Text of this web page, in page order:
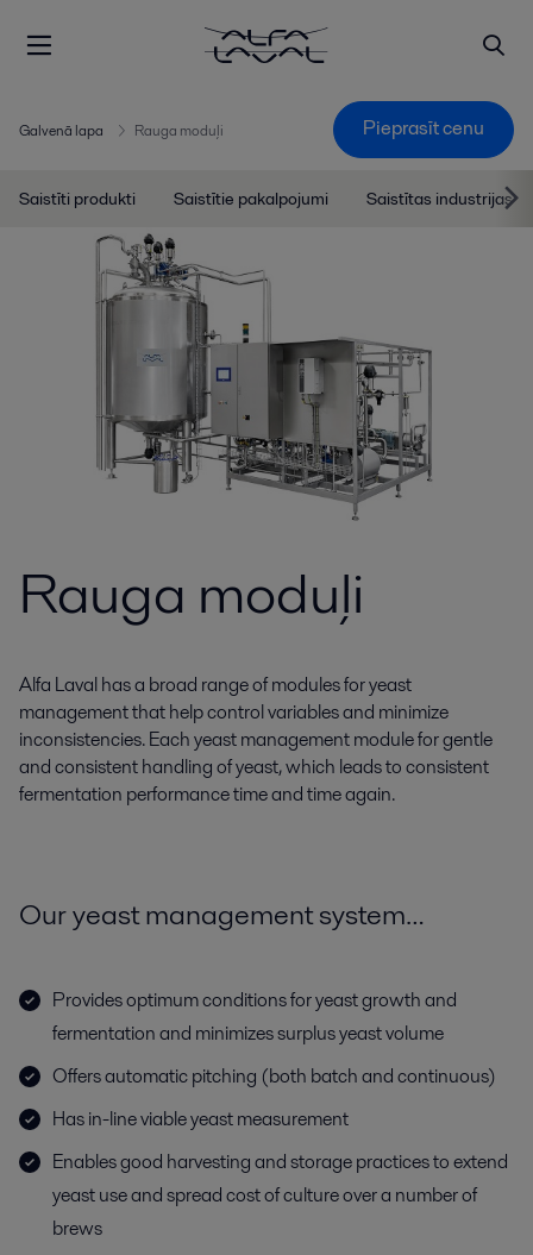
Galvenā lapa Rauga moduļi Pieprasīt cenu
Saistīti produkti Saistītie pakalpojumi Saistītas industrijas
Rauga moduļi
Alfa Laval has a broad range of modules for yeast
management that help control variables and minimize
inconsistencies. Each yeast management module for gentle
and consistent handling of yeast, which leads to consistent
fermentation performance time and time again.
Our yeast management system…
Provides optimum conditions for yeast growth and
fermentation and minimizes surplus yeast volume
Offers automatic pitching (both batch and continuous)
Has in-line viable yeast measurement
Enables good harvesting and storage practices to extend
yeast use and spread cost of culture over a number of
brews